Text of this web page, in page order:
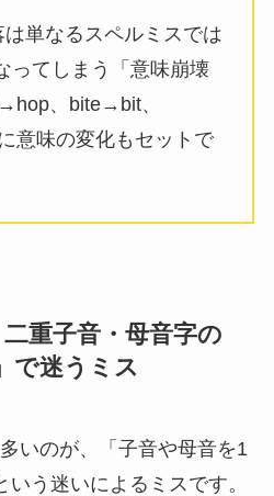
単なるスペルミスでは
ってしまう「意味崩壊
、bite→bit、
意味の変化もセットで
二重子音・母音字の
で迷うミス
いのが、「子音や母音を1
う迷いによるミスです。